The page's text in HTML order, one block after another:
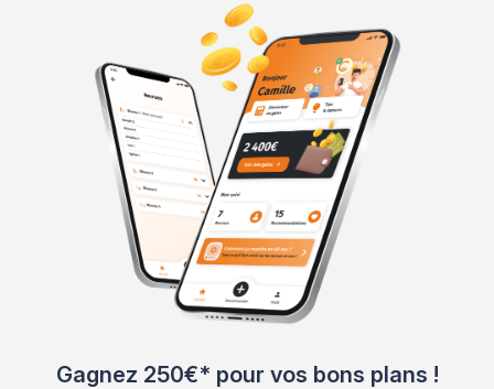
Gagnez 250€* pour vos bons plans !